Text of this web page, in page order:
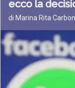
ecco la
di Marina Rita